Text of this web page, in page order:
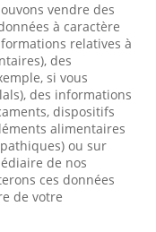
vendre des
à caractère
relatives à
des
si vous
des informations
dispositifs
alimentaires
ou sur
de nos
ces données
de votre